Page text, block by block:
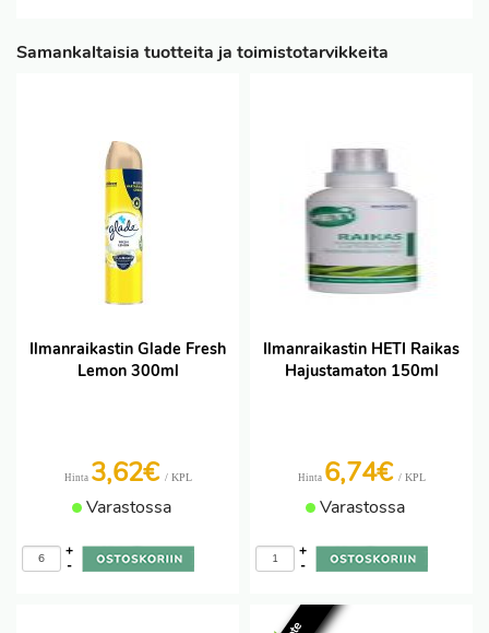
Samankaltaisia tuotteita ja toimistotarvikkeita
Ilmanraikastin Glade Fresh
Lemon 300ml
Hinta 3,62€ / KPL
Varastossa
-
+
Ilmanraikastin HETI Raikas
Hajustamaton 150ml
Hinta 6,74€ / KPL
Varastossa
-
+